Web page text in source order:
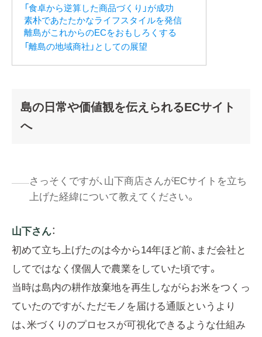
「食卓から逆算した商品づくり」が成功
素朴であたたかなライフスタイルを発信
離島がこれからのECをおもしろくする
「離島の地域商社」としての展望
島の日常や価値観を伝えられるECサイト
へ
さっそくですが、山下商店さんがECサイトを立ち
上げた経緯について教えてください。
山下さん：
初めて立ち上げたのは今から14年ほど前、まだ会社と
してではなく僕個人で農業をしていた頃です。
当時は島内の耕作放棄地を再生しながらお米をつくっ
ていたのですが、ただモノを届ける通販というより
は、米づくりのプロセスが可視化できるような仕組み